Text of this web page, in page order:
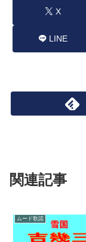
X
LINE
関連記事
ムード歌謡